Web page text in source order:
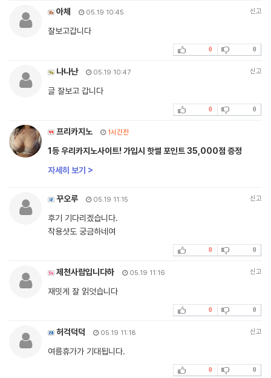
아체 05.19 10:45 신고
잘보고갑니다
0 0
나나난 05.19 10:47 신고
글 잘보고 갑니다
0 0
프리카지노 1시간전
1등 우리카지노사이트! 가입시 핫썰 포인트 35,000점 증정
자세히 보기 >
꾸오루 05.19 11:15 신고
후기 기다리겠습니다.
착용샷도 궁금하네여
0 0
제천사람입니다하 05.19 11:16 신고
재밋게 잘 읽엇습니다
0 0
허걱덕덕 05.19 11:18 신고
여름휴가가 기대됩니다.
0 0